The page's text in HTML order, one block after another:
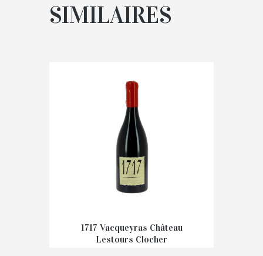
SIMILAIRES
1717 Vacqueyras Château
Lestours Clocher